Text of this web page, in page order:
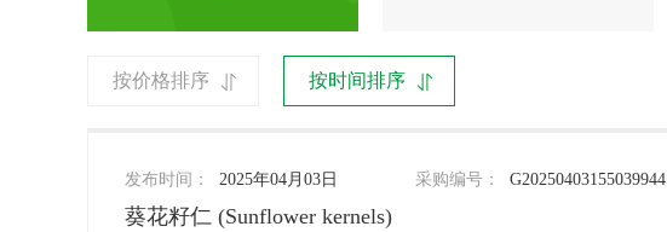
按价格排序 按时间排序
发布时间： 2025年04月03日 采购编号： G20250403155039944
葵花籽仁 (Sunflower kernels)